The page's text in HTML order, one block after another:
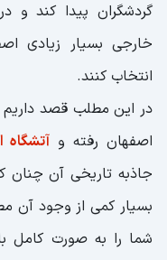
گردشگران پیدا کند
خارجی بسیار زیادی
انتخاب کنند.
در این مطلب قصد داریم
اصفهان رفته و آتشگاه
جاذبه تاریخی آن چنان
بسیار کمی از وجود آن
شما را به صورت کامل